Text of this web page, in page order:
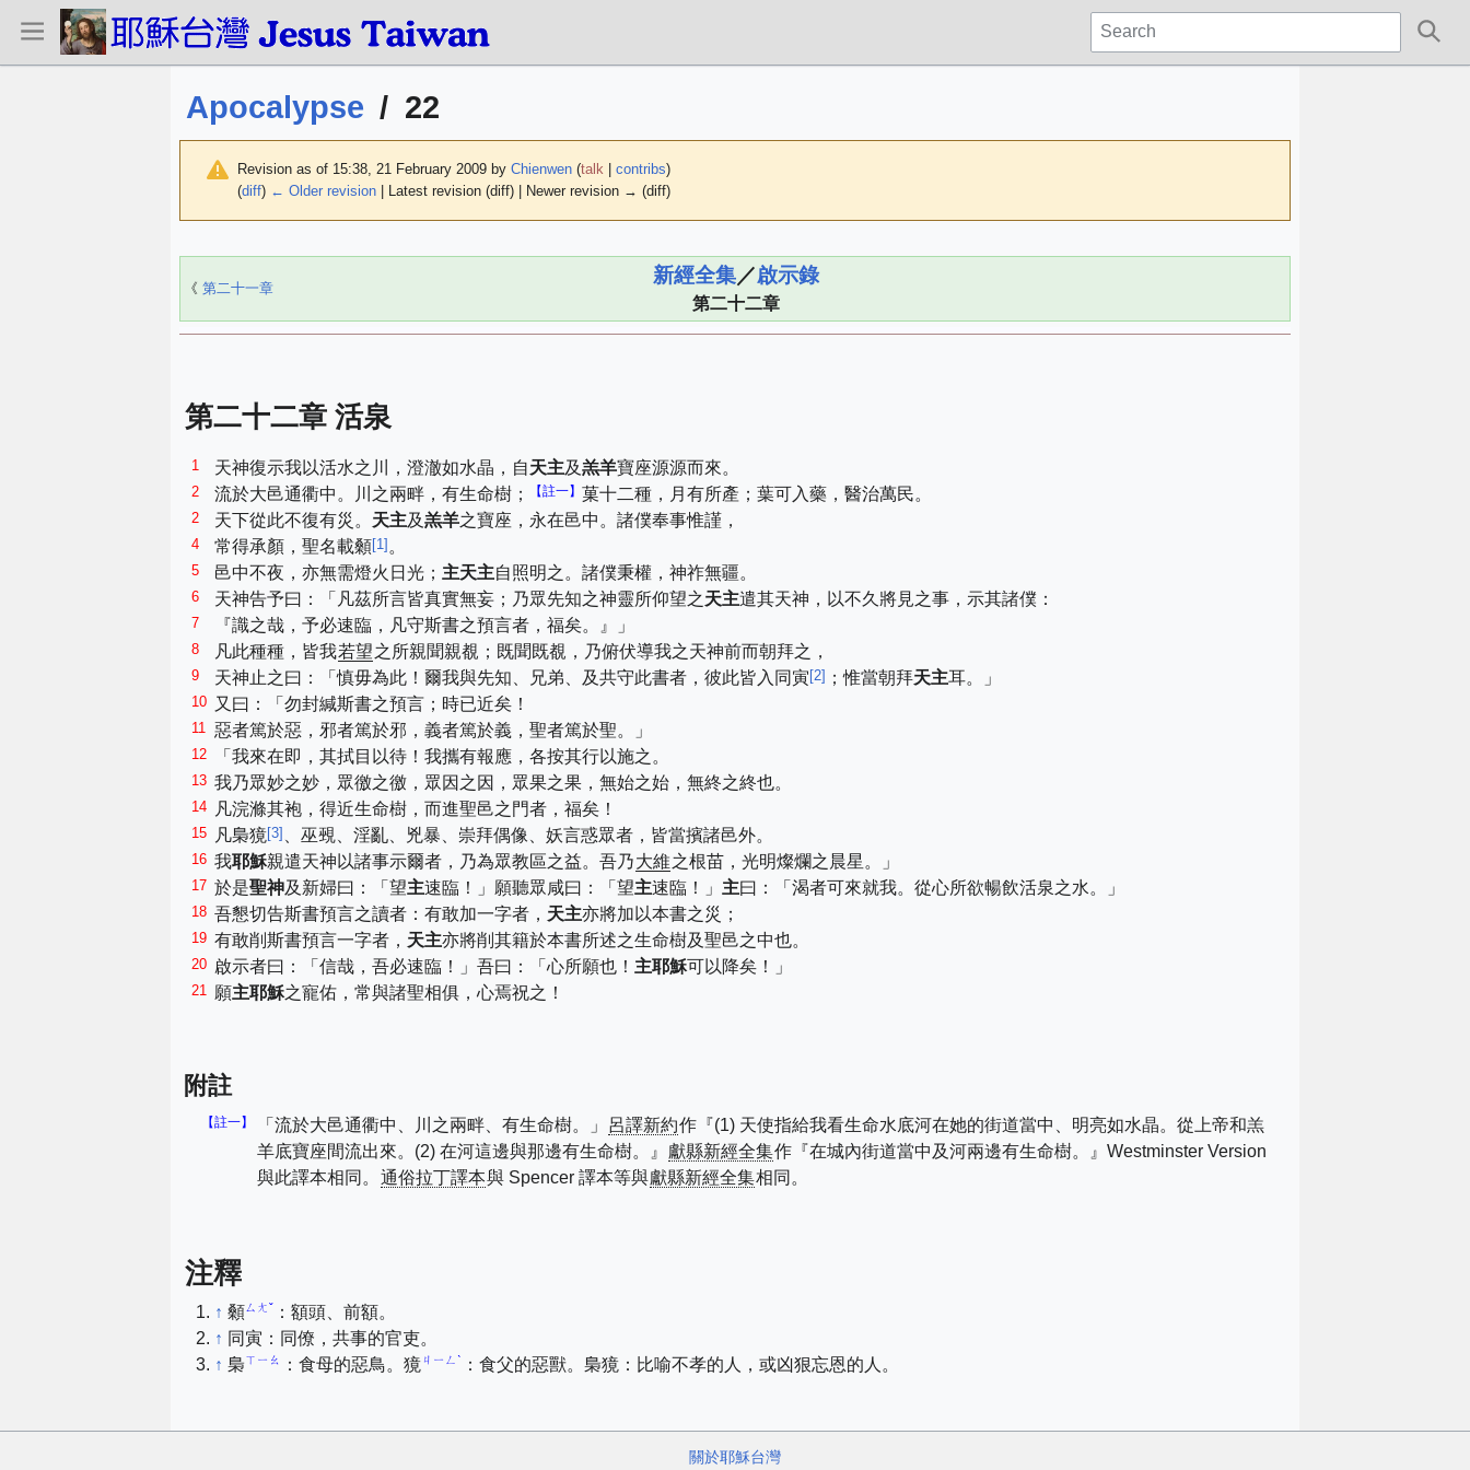
Apocalypse / 22
Revision as of 15:38, 21 February 2009 by Chienwen (talk | contribs)
(diff) ← Older revision | Latest revision (diff) | Newer revision → (diff)
《 第二十一章
新經全集／啟示錄
第二十二章
第二十二章 活泉
1 天神復示我以活水之川，澄澈如水晶，自天主及羔羊寶座源源而來。
2 流於大邑通衢中。川之兩畔，有生命樹； 【註一】菓十二種，月有所產；葉可入藥，醫治萬民。
2 天下從此不復有災。 天主及羔羊之寶座，永在邑中。諸僕奉事惟謹，
4 常得承顏，聖名載顙[1] 。
5 邑中不夜，亦無需燈火日光； 主天主自照明之。諸僕秉權，神祚無疆。
6 天神告予曰：「凡茲所言皆真實無妄；乃眾先知之神靈所仰望之天主遣其天神，以不久將見之事，示其諸僕：
7 『識之哉，予必速臨，凡守斯書之預言者，福矣。』」
8 凡此種種，皆我若望之所親聞親覩；既聞既覩，乃俯伏導我之天神前而朝拜之，
9 天神止之曰：「慎毋為此！爾我與先知、兄弟、及共守此書者，彼此皆入同寅[2] ；惟當朝拜天主耳。」
10 又曰：「勿封緘斯書之預言；時已近矣！
11 惡者篤於惡，邪者篤於邪，義者篤於義，聖者篤於聖。」
12 「我來在即，其拭目以待！我攜有報應，各按其行以施之。
13 我乃眾妙之妙，眾徼之徼，眾因之因，眾果之果，無始之始，無終之終也。
14 凡浣滌其袍，得近生命樹，而進聖邑之門者，福矣！
15 凡梟獍[3] 、巫覡、淫亂、兇暴、崇拜偶像、妖言惑眾者，皆當擯諸邑外。
16 我耶穌親遣天神以諸事示爾者，乃為眾教區之益。吾乃大維之根苗，光明燦爛之晨星。」
17 於是聖神及新婦曰：「望主速臨！」願聽眾咸曰：「望主速臨！」 主曰：「渴者可來就我。從心所欲暢飲活泉之水。」
18 吾懇切告斯書預言之讀者：有敢加一字者， 天主亦將加以本書之災；
19 有敢削斯書預言一字者， 天主亦將削其籍於本書所述之生命樹及聖邑之中也。
20 啟示者曰：「信哉，吾必速臨！」吾曰：「心所願也！ 主耶穌可以降矣！」
21 願主耶穌之寵佑，常與諸聖相俱，心焉祝之！
附註
【註一】 「流於大邑通衢中、川之兩畔、有生命樹。」 呂譯新約作『(1) 天使指給我看生命水底河在她的街道當中、明亮如水晶。從上帝和羔
羊底寶座間流出來。(2) 在河這邊與那邊有生命樹。』
獻縣新經全集作『在城內街道當中及河兩邊有生命樹。』Westminster Version
與此譯本相同。 通俗拉丁譯本與 Spencer 譯本等與獻縣新經全集相同。
注釋
↑ 顙ㄙㄤˇ ：額頭、前額。
↑ 同寅：同僚，共事的官吏。
↑ 梟ㄒㄧㄠ ：食母的惡鳥。獍 ㄐㄧㄥˋ ：食父的惡獸。梟獍：比喻不孝的人，或凶狠忘恩的人。
關於耶穌台灣